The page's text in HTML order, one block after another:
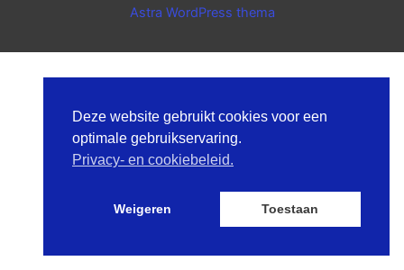
Astra WordPress thema
Deze website gebruikt cookies voor een
optimale gebruikservaring.
Privacy- en cookiebeleid.
Weigeren Toestaan